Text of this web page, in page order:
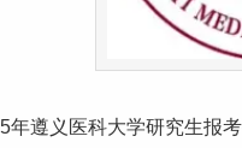
年遵义医科大学研究生报